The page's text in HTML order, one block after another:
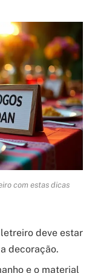
com estas dicas
deve estar
decoração.
e o material